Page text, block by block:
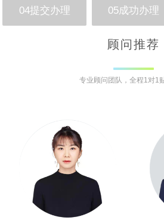
04提交办理 05成功办理
顾问推荐
专业顾问团队，全程1对1